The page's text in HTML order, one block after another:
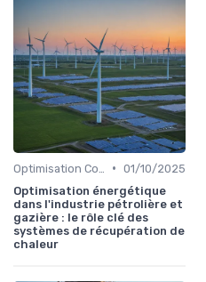
• 01/10/2025
Optimisation énergétique
dans l'industrie pétrolière et
gazière : le rôle clé des
systèmes de récupération de
chaleur